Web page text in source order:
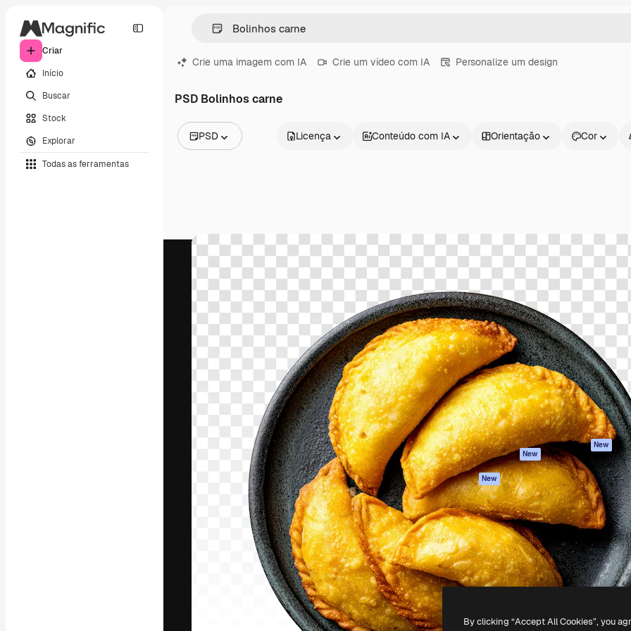
Criar
Início
Buscar
Stock
Explorar
Todas as ferramentas
Crie uma imagem com IA Crie um vídeo com IA Personalize um design
PSD Bolinhos carne
PSD
Vídeos
Ícones
Modelos 3D
Fontes
Licença Conteúdo com IA Orientação Cor
A plataforma criativa para você direcionar
seu melhor trabalho. Mais de 1 milhão de
assinantes entre criativos, empresas,
agências e estúdios.
Português
Produtos
Spaces
Assistente de IA
Gerador de
imagens
Gerador de vídeos
Texto para voz
Conteúdo de stock
MCP para
Claude/ChatGPT
New
Agentes New
API
App móvel
Todas as
ferramentas
Começar
Academy
Documentação
Atendimento
Termos e
condições
Política de
privacidade
Originais New
Política de
Central de
confiabilidade
Afiliados
Empresas
Copyright © 2010-2026Freepik Company S.L.U.Todos os direitos reservados.
By clicking “Accept All Cookies”, you